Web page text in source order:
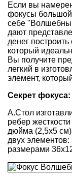
Если вы
фокусы большой
себе
дают
денег
который
Вы получите
легкий в
элемент,
Секрет фокуса:
А.Стол
ребер
дюйма (2,5x5
двух
размерами